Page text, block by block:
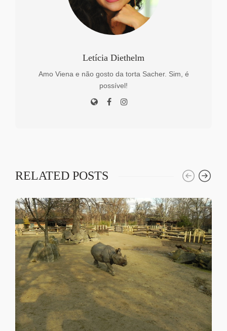
Letícia Diethelm
Amo Viena e não gosto da torta Sacher. Sim, é
possível!
RELATED POSTS